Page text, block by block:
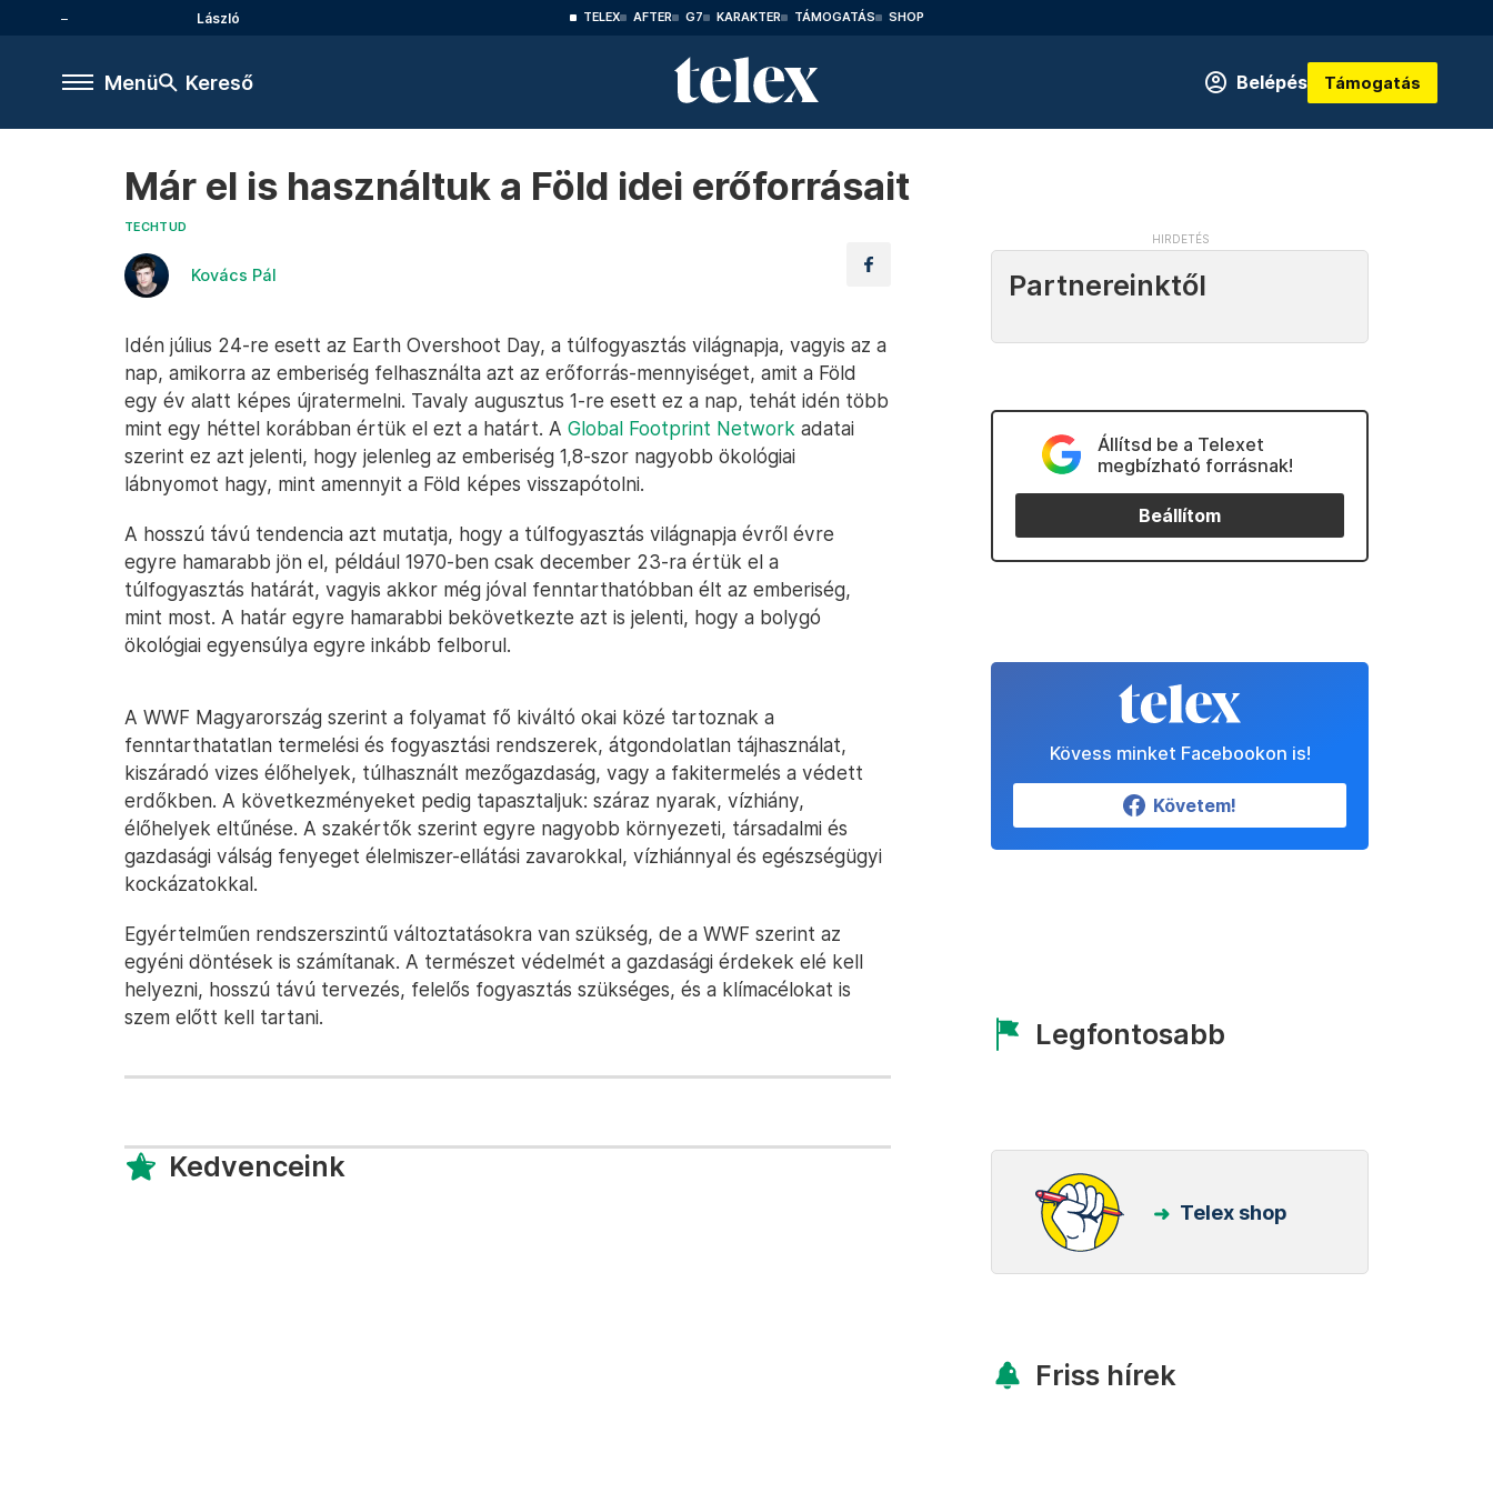
László TELEX AFTER G7 KARAKTER TÁMOGATÁS SHOP
Menü Kereső Belépés Támogatás
Már el is használtuk a Föld idei erőforrásait
TECHTUD
Kovács Pál
Idén július 24-re esett az Earth Overshoot Day, a túlfogyasztás világnapja, vagyis az a
nap, amikorra az emberiség felhasználta azt az erőforrás-mennyiséget, amit a Föld
egy év alatt képes újratermelni. Tavaly augusztus 1-re esett ez a nap, tehát idén több
mint egy héttel korábban értük el ezt a határt. A Global Footprint Network adatai
szerint ez azt jelenti, hogy jelenleg az emberiség 1,8-szor nagyobb ökológiai
lábnyomot hagy, mint amennyit a Föld képes visszapótolni.
A hosszú távú tendencia azt mutatja, hogy a túlfogyasztás világnapja évről évre
egyre hamarabb jön el, például 1970-ben csak december 23-ra értük el a
túlfogyasztás határát, vagyis akkor még jóval fenntarthatóbban élt az emberiség,
mint most. A határ egyre hamarabbi bekövetkezte azt is jelenti, hogy a bolygó
ökológiai egyensúlya egyre inkább felborul.
A WWF Magyarország szerint a folyamat fő kiváltó okai közé tartoznak a
fenntarthatatlan termelési és fogyasztási rendszerek, átgondolatlan tájhasználat,
kiszáradó vizes élőhelyek, túlhasznált mezőgazdaság, vagy a fakitermelés a védett
erdőkben. A következményeket pedig tapasztaljuk: száraz nyarak, vízhiány,
élőhelyek eltűnése. A szakértők szerint egyre nagyobb környezeti, társadalmi és
gazdasági válság fenyeget élelmiszer-ellátási zavarokkal, vízhiánnyal és egészségügyi
kockázatokkal.
Egyértelműen rendszerszintű változtatásokra van szükség, de a WWF szerint az
egyéni döntések is számítanak. A természet védelmét a gazdasági érdekek elé kell
helyezni, hosszú távú tervezés, felelős fogyasztás szükséges, és a klímacélokat is
szem előtt kell tartani.
Kedvenceink
Partnereinktől
Állítsd be a Telexet
megbízható forrásnak!
Beállítom
Kövess minket Facebookon is!
Követem!
Legfontosabb
Telex shop
Friss hírek